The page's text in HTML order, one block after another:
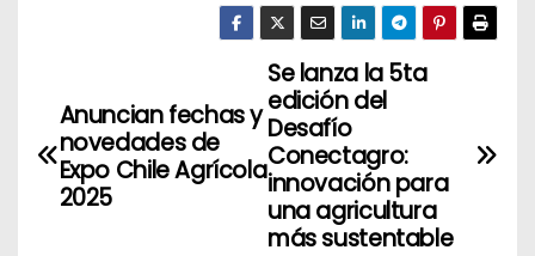
a
Se lanza la 5ta
edición del
Desafío
Conectagro:
innovación para
una agricultura
más sustentable
Anuncian fechas y
novedades de
Expo Chile Agrícola
2025